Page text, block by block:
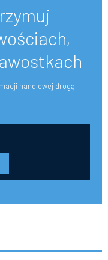
handlowej drogą